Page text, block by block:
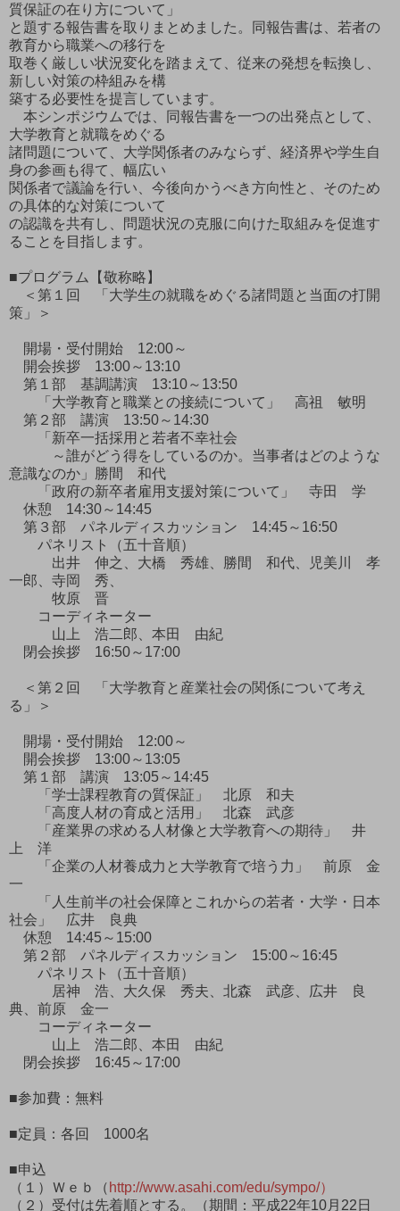
質保証の在り方について」
と題する報告書を取りまとめました。同報告書は、若者の
教育から職業への移行を
取巻く厳しい状況変化を踏まえて、従来の発想を転換し、
新しい対策の枠組みを構
築する必要性を提言しています。
本シンポジウムでは、同報告書を一つの出発点として、
大学教育と就職をめぐる
諸問題について、大学関係者のみならず、経済界や学生自
身の参画も得て、幅広い
関係者で議論を行い、今後向かうべき方向性と、そのため
の具体的な対策について
の認識を共有し、問題状況の克服に向けた取組みを促進す
ることを目指します。
■プログラム【敬称略】
＜第１回 「大学生の就職をめぐる諸問題と当面の打開
策」＞
開場・受付開始 12:00～
開会挨拶 13:00～13:10
第１部 基調講演 13:10～13:50
「大学教育と職業との接続について」 高祖 敏明
第２部 講演 13:50～14:30
「新卒一括採用と若者不幸社会
～誰がどう得をしているのか。当事者はどのような
意識なのか」勝間 和代
「政府の新卒者雇用支援対策について」 寺田 学
休憩 14:30～14:45
第３部 パネルディスカッション 14:45～16:50
パネリスト（五十音順）
出井 伸之、大橋 秀雄、勝間 和代、児美川 孝
一郎、寺岡 秀、
牧原 晋
コーディネーター
山上 浩二郎、本田 由紀
閉会挨拶 16:50～17:00
＜第２回 「大学教育と産業社会の関係について考え
る」＞
開場・受付開始 12:00～
開会挨拶 13:00～13:05
第１部 講演 13:05～14:45
「学士課程教育の質保証」 北原 和夫
「高度人材の育成と活用」 北森 武彦
「産業界の求める人材像と大学教育への期待」 井
上 洋
「企業の人材養成力と大学教育で培う力」 前原 金
一
「人生前半の社会保障とこれからの若者・大学・日本
社会」 広井 良典
休憩 14:45～15:00
第２部 パネルディスカッション 15:00～16:45
パネリスト（五十音順）
居神 浩、大久保 秀夫、北森 武彦、広井 良
典、前原 金一
コーディネーター
山上 浩二郎、本田 由紀
閉会挨拶 16:45～17:00
■参加費：無料
■定員：各回 1000名
■申込
（１）Ｗｅｂ（ http://www.asahi.com/edu/sympo/）
（２）受付は先着順とする。（期間：平成22年10月22日